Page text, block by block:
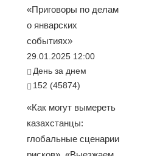
«Приговоры по делам
о январских
событиях»
29.01.2025 12:00
День за днем
152 (45874)
«Как могут вымереть
казахстанцы:
глобальные сценарии